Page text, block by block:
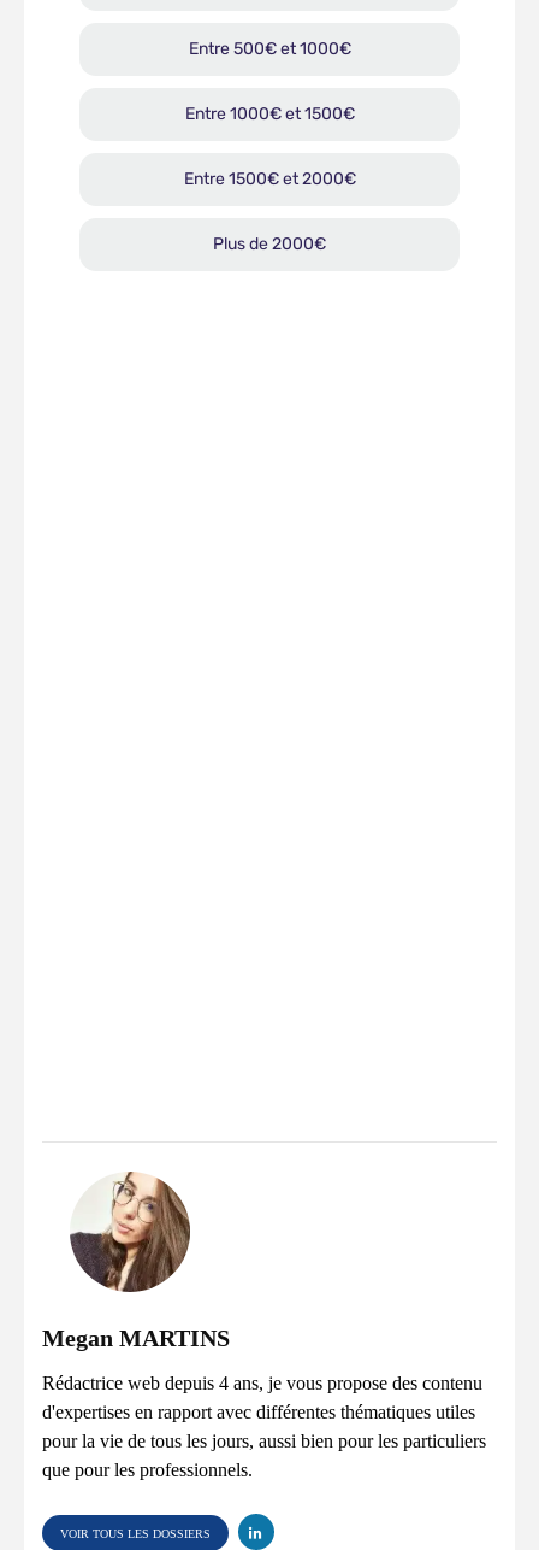
Megan MARTINS
Rédactrice web depuis 4 ans, je vous propose des contenu
d'expertises en rapport avec différentes thématiques utiles
pour la vie de tous les jours, aussi bien pour les particuliers
que pour les professionnels.
VOIR TOUS LES DOSSIERS